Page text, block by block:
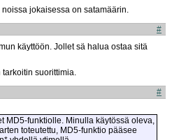
jokaisessa on satamäärin.
#
käyttöön. Jollet sä halua ostaa sitä
suorittimia.
#
MD5-funktiolle. Minulla käytössä oleva,
toteutettu, MD5-funktio pääsee